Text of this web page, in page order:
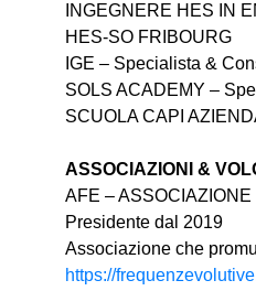
INGEGNERE HES IN
HES-SO FRIBOURG
IGE – Specialista &
SOLS ACADEMY –
SCUOLA CAPI
ASSOCIAZIONI &
AFE –
Presidente dal 2019
Associazione che
https://